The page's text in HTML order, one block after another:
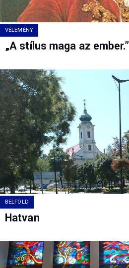
VÉLEMÉNY
„A stílus maga az ember.”
BELFÖLD
Hatvan